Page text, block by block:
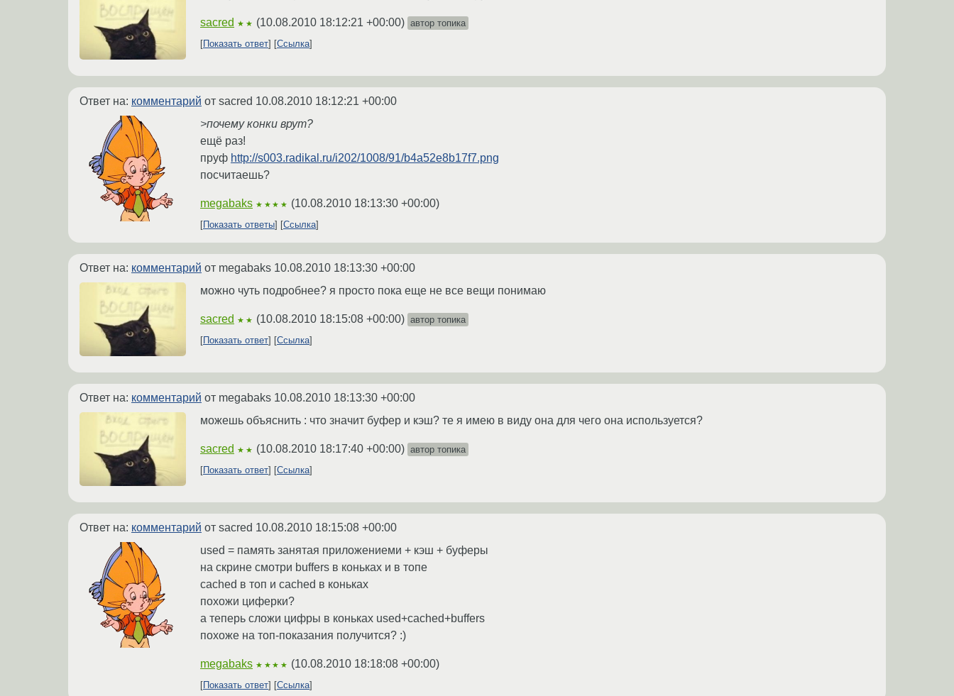
sacred ★★ (10.08.2010 18:12:21 +00:00) автор топика
Показать ответ
Ссылка
Ответ на: комментарий от sacred 10.08.2010 18:12:21 +00:00
>почему конки врут?
ещё раз!
пруф http://s003.radikal.ru/i202/1008/91/b4a52e8b17f7.png
посчитаешь?
megabaks ★★★★ (10.08.2010 18:13:30 +00:00)
Показать ответы Ссылка
Ответ на: комментарий от megabaks 10.08.2010 18:13:30 +00:00
можно чуть подробнее? я просто пока еще не все вещи понимаю
sacred ★★ (10.08.2010 18:15:08 +00:00) автор топика
Показать ответ
Ссылка
Ответ на: комментарий от megabaks 10.08.2010 18:13:30 +00:00
можешь объяснить : что значит буфер и кэш? те я имею в виду она для чего она используется?
sacred ★★ (10.08.2010 18:17:40 +00:00) автор топика
Показать ответ
Ссылка
Ответ на: комментарий от sacred 10.08.2010 18:15:08 +00:00
used = память занятая приложениеми + кэш + буферы
на скрине смотри buffers в коньках и в топе
cached в топ и cached в коньках
похожи циферки?
а теперь сложи цифры в коньках used+cached+buffers
похоже на топ-показания получится? :)
megabaks ★★★★ (10.08.2010 18:18:08 +00:00)
Показать ответ Ссылка